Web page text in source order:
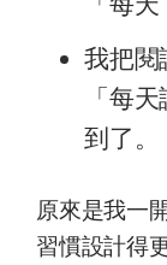
我把閱
「每
到了。
原來是我一
習慣設計得